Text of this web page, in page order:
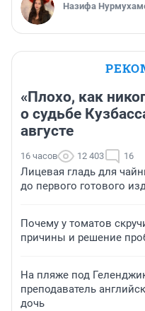
Назифа
«Плохо, как
о судьбе
августе
16 часов 12 403 16
Лицевая гладь для
до первого готового
Почему у томатов
причины и решение
На пляже под
преподаватель
дочь